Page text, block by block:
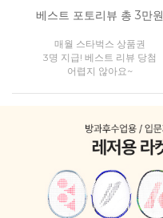
베스트 포토리뷰 총 3만원
매월 스타벅스 상품권
3명 지급! 베스트 리뷰 당첨
어렵지 않아요~